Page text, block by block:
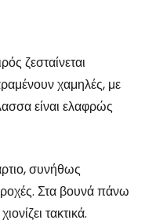
ζεσταίνεται
χαμηλές, με
είναι ελαφρώς
συνήθως
Στα βουνά πάνω
τακτικά.